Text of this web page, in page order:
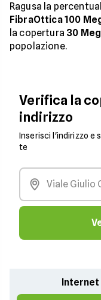
Ragusa la
FibraOttica 100
la copertura 30
popolazione.
Verifica la
indirizzo
Inserisci l'indirizzo e
te
Internet